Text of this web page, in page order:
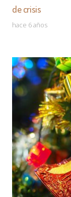
de crisis
hace 6 años